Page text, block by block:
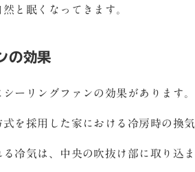
と眠くなってきます。
の効果
ーリングファンの効果があります。
を採用した家における冷房時の換
冷気は、中央の吹抜け部に取り込ま